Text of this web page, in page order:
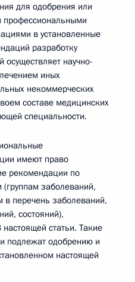
для одобрения или
профессиональными
в установленные
разработку
научно-
иных
некоммерческих
составе медицинских
специальности.
имеют право
рекомендации по
заболеваний,
в перечень заболеваний,
состояний),
статьи. Такие
подлежат одобрению и
настоящей